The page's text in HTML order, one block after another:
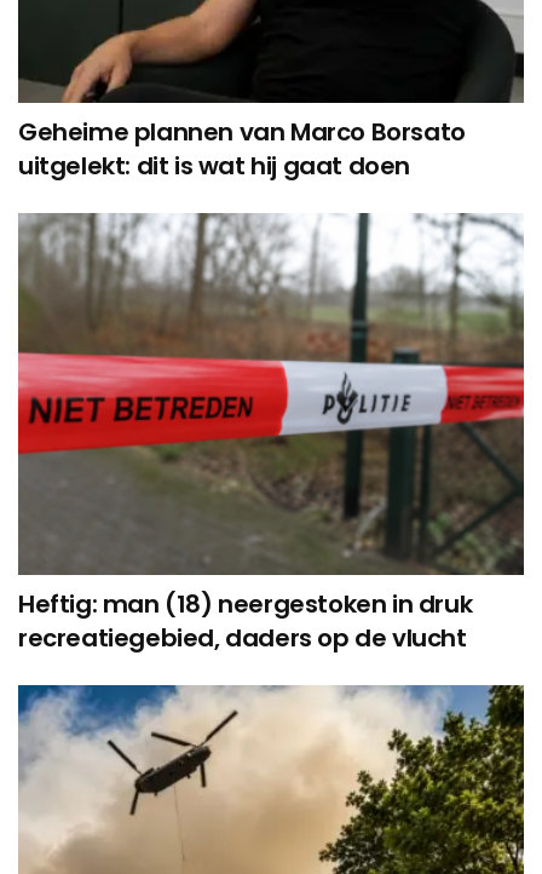
Geheime plannen van Marco Borsato
uitgelekt: dit is wat hij gaat doen
Heftig: man (18) neergestoken in druk
recreatiegebied, daders op de vlucht